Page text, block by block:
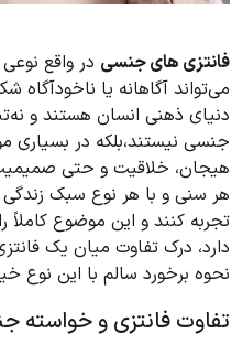
فانتزی های جنسی در واقع
می‌تواند آگاهانه یا
دنیای ذهنی انسان هستند و
جنسی نیستند،بلکه در بسیاری
هیجان، خلاقیت و حتی صمیمیت
هر سنی و با هر نوع سبک
تجربه کنند و این موضوع
دارد، درک تفاوت میان یک
نحوه برخورد سالم با این نوع
تفاوت فانتزی و خواسته